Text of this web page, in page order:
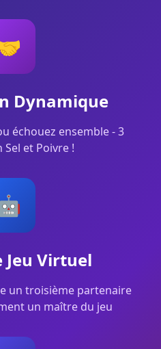
Dynamique
échouez ensemble - 3
Sel et Poivre !
Jeu Virtuel
un troisième partenaire
un maître du jeu